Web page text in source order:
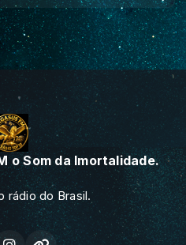
o Som da Imortalidade.
rádio do Brasil.